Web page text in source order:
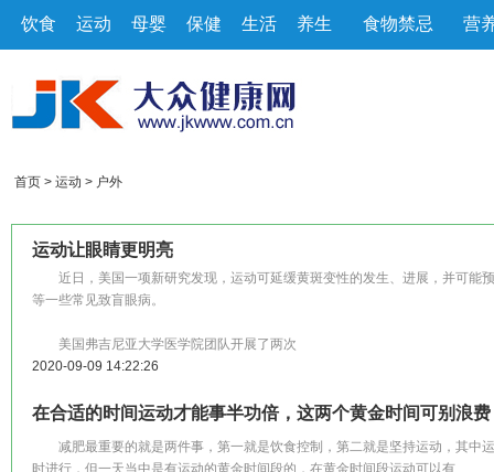
饮食 运动 母婴 保健 生活 养生 食物禁忌 营
首页 > 运动 > 户外
运动让眼睛更明亮
近日，美国一项新研究发现，运动可延缓黄斑变性的发生、进展，并可能
等一些常见致盲眼病。
美国弗吉尼亚大学医学院团队开展了两次
2020-09-09 14:22:26
在合适的时间运动才能事半功倍，这两个黄金时间可别浪费
减肥最重要的就是两件事，第一就是饮食控制，第二就是坚持运动，其中
时进行，但一天当中是有运动的黄金时间段的，在黄金时间段运动可以有